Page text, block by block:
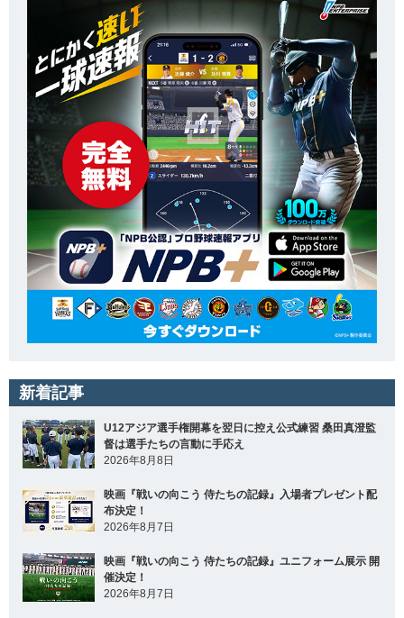
新着記事
U12アジア選手権開幕を翌日に控え公式練習 桑田真澄監
督は選手たちの言動に手応え
2026年8月8日
映画『戦いの向こう 侍たちの記録』入場者プレゼント配
布決定！
2026年8月7日
映画『戦いの向こう 侍たちの記録』ユニフォーム展示 開
催決定！
2026年8月7日